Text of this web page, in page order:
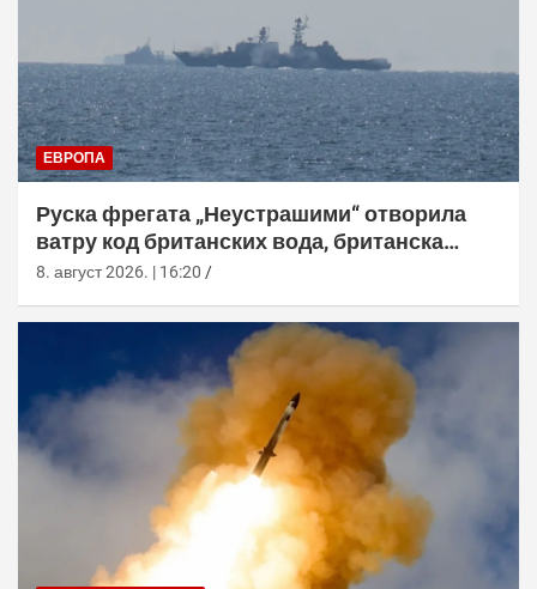
ЕВРОПА
Руска фрегата „Неустрашими“ отворила
ватру код британских вода, британска
морнарица појачала праћење
8. август 2026. | 16:20